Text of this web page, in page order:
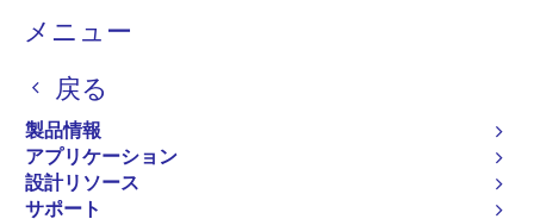
メニュー
戻る
製品情報
アプリケーション
設計リソース
サポート
パ
く
ず
RoXソフトウェア・デファ
インド・ビークル・プラッ
トフォーム